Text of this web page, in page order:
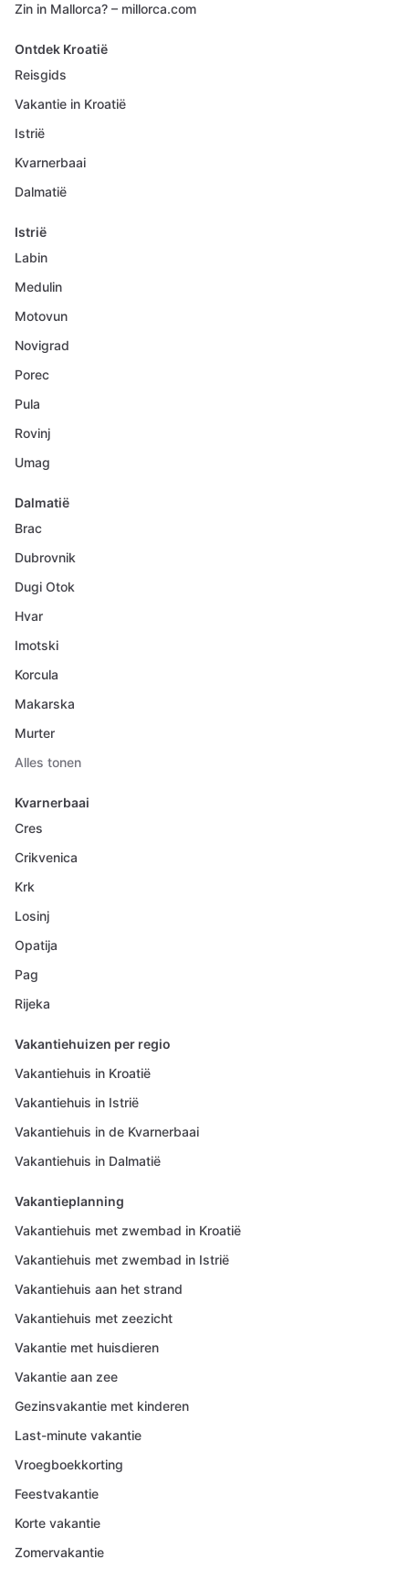
Zin in Mallorca? – millorca.com
Ontdek Kroatië
Reisgids
Vakantie in Kroatië
Istrië
Kvarnerbaai
Dalmatië
Istrië
Labin
Medulin
Motovun
Novigrad
Porec
Pula
Rovinj
Umag
Dalmatië
Brac
Dubrovnik
Dugi Otok
Hvar
Imotski
Korcula
Makarska
Murter
Alles tonen
Kvarnerbaai
Cres
Crikvenica
Krk
Losinj
Opatija
Pag
Rijeka
Vakantiehuizen per regio
Vakantiehuis in Kroatië
Vakantiehuis in Istrië
Vakantiehuis in de Kvarnerbaai
Vakantiehuis in Dalmatië
Vakantieplanning
Vakantiehuis met zwembad in Kroatië
Vakantiehuis met zwembad in Istrië
Vakantiehuis aan het strand
Vakantiehuis met zeezicht
Vakantie met huisdieren
Vakantie aan zee
Gezinsvakantie met kinderen
Last-minute vakantie
Vroegboekkorting
Feestvakantie
Korte vakantie
Zomervakantie